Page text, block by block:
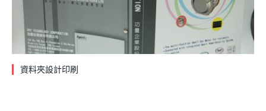
資料夾設計印刷